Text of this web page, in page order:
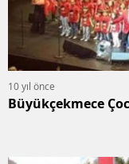
10 yıl önce
Büyükçekmece